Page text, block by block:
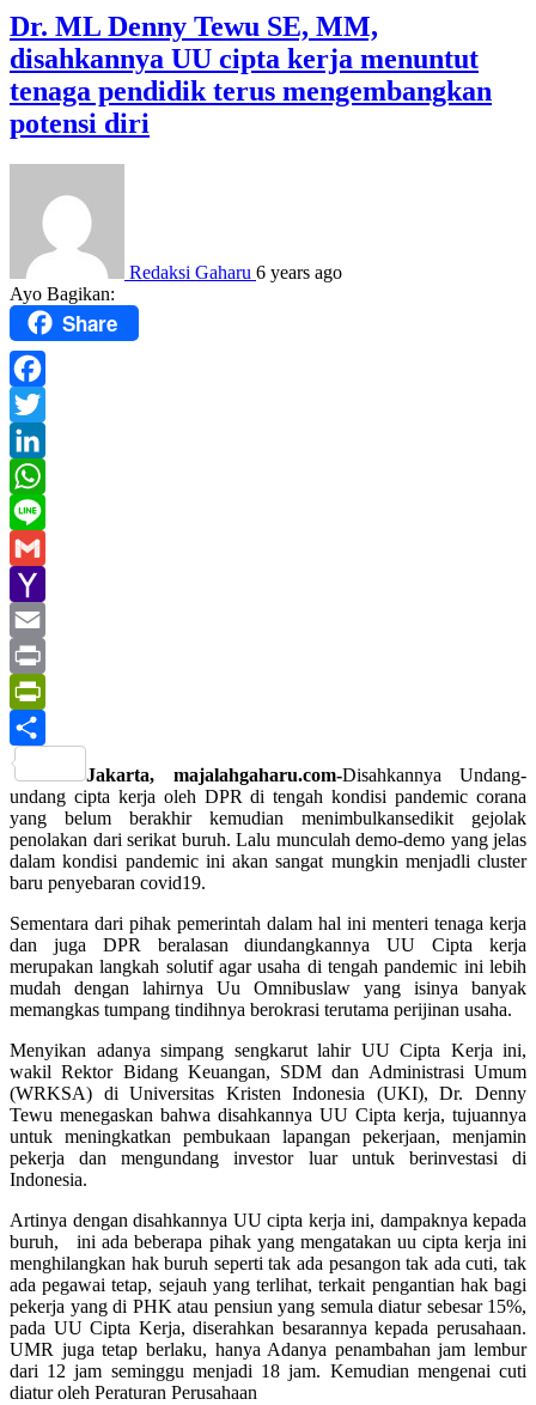
Dr. ML Denny Tewu SE, MM,
disahkannya UU cipta kerja menuntut
tenaga pendidik terus mengembangkan
potensi diri
Redaksi Gaharu 6 years ago
Ayo Bagikan:
Share
Facebook
Twitter
LinkedIn
WhatsApp
Line
Gmail
Yahoo
Mail
Email
Print
PrintFriendly
Jakarta, majalahgaharu.com-Disahkannya Undang-
undang cipta kerja oleh DPR di tengah kondisi pandemic corana
yang belum berakhir kemudian menimbulkansedikit gejolak
penolakan dari serikat buruh. Lalu munculah demo-demo yang jelas
dalam kondisi pandemic ini akan sangat mungkin menjadli cluster
baru penyebaran covid19.
Sementara dari pihak pemerintah dalam hal ini menteri tenaga kerja
dan juga DPR beralasan diundangkannya UU Cipta kerja
merupakan langkah solutif agar usaha di tengah pandemic ini lebih
mudah dengan lahirnya Uu Omnibuslaw yang isinya banyak
memangkas tumpang tindihnya berokrasi terutama perijinan usaha.
Menyikan adanya simpang sengkarut lahir UU Cipta Kerja ini,
wakil Rektor Bidang Keuangan, SDM dan Administrasi Umum
(WRKSA) di Universitas Kristen Indonesia (UKI), Dr. Denny
Tewu menegaskan bahwa disahkannya UU Cipta kerja, tujuannya
untuk meningkatkan pembukaan lapangan pekerjaan, menjamin
pekerja dan mengundang investor luar untuk berinvestasi di
Indonesia.
Artinya dengan disahkannya UU cipta kerja ini, dampaknya kepada
buruh, ini ada beberapa pihak yang mengatakan uu cipta kerja ini
menghilangkan hak buruh seperti tak ada pesangon tak ada cuti, tak
ada pegawai tetap, sejauh yang terlihat, terkait pengantian hak bagi
pekerja yang di PHK atau pensiun yang semula diatur sebesar 15%,
pada UU Cipta Kerja, diserahkan besarannya kepada perusahaan.
UMR juga tetap berlaku, hanya Adanya penambahan jam lembur
dari 12 jam seminggu menjadi 18 jam. Kemudian mengenai cuti
diatur oleh Peraturan Perusahaan